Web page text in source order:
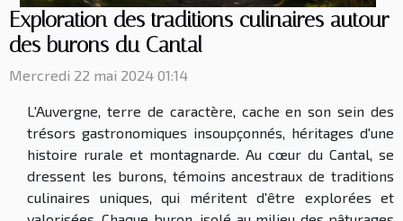
Exploration des traditions culinaires autour
des burons du Cantal
Mercredi 22 mai 2024 01:14
L'Auvergne, terre de caractère, cache en son sein des
trésors gastronomiques insoupçonnés, héritages d'une
histoire rurale et montagnarde. Au cœur du Cantal, se
dressent les burons, témoins ancestraux de traditions
culinaires uniques, qui méritent d'être explorées et